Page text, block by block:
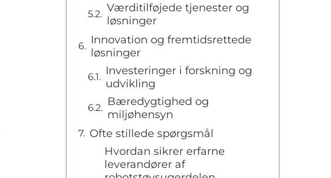
Værditilføjede tjenester og
løsninger
Innovation og fremtidsrettede
løsninger
Investeringer i forskning og
udvikling
Bæredygtighed og
miljøhensyn
Ofte stillede spørgsmål
Hvordan sikrer erfarne
leverandører af